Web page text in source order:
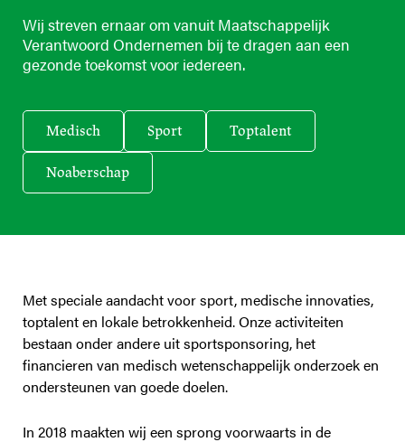
Wij streven ernaar om vanuit Maatschappelijk
Verantwoord Ondernemen bij te dragen aan een
gezonde toekomst voor iedereen.
Medisch Sport Toptalent
Noaberschap
Met speciale aandacht voor sport, medische innovaties,
toptalent en lokale betrokkenheid. Onze activiteiten
bestaan onder andere uit sportsponsoring, het
financieren van medisch wetenschappelijk onderzoek en
ondersteunen van goede doelen.
In 2018 maakten wij een sprong voorwaarts in de